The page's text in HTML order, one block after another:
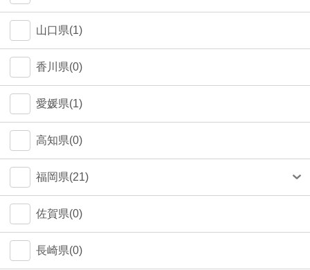
山口県(1)
香川県(0)
愛媛県(1)
高知県(0)
福岡県(21)
福岡市(20)
佐賀県(0)
長崎県(0)